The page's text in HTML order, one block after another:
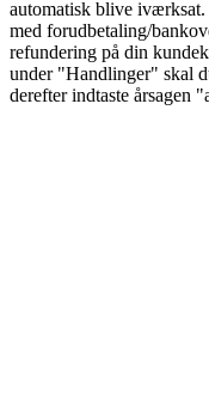
automatisk blive iværksat.
med forudbetaling/
refundering på din
under "Handlinger" skal
derefter indtaste årsagen